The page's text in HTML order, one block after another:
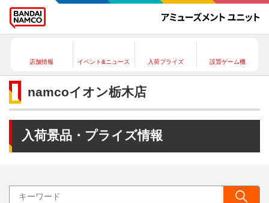
店舗情報 イベント&ニュース 入荷プライズ 設置ゲーム機
namcoイオン栃木店
入荷景品・プライズ情報